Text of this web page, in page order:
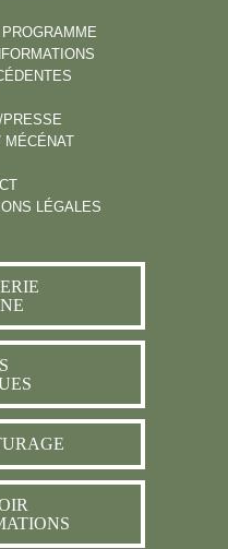
PRESSE
MÉCÉNAT
LÉGALES